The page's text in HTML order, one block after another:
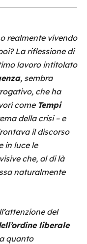
realmente vivendo
La riflessione di
lavoro intitolato
, sembra
che ha
come Tempi
della crisi – e
il discorso
in luce le
che, al di là
naturalmente
del
liberale
quanto